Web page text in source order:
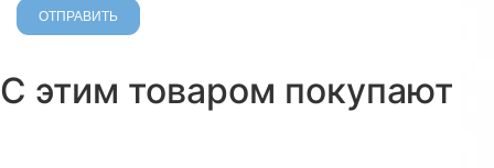
С этим товаром покупают